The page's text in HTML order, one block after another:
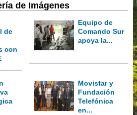
de Imágenes
de
con
Equipo de
Comando Sur
apoya la...
Movistar y
Fundación
Telefónica
en...